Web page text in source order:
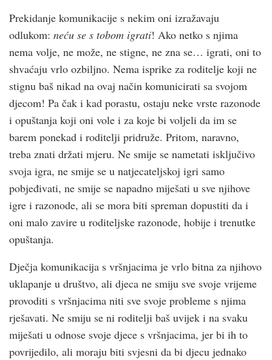
Prekidanje komunikacije s nekim oni izražavaju
odlukom: neću se s tobom igrati! Ako netko s njima
nema volje, ne može, ne stigne, ne zna se… igrati, oni to
shvaćaju vrlo ozbiljno. Nema isprike za roditelje koji ne
stignu baš nikad na ovaj način komunicirati sa svojom
djecom! Pa čak i kad porastu, ostaju neke vrste razonode
i opuštanja koji oni vole i za koje bi voljeli da im se
barem ponekad i roditelji pridruže. Pritom, naravno,
treba znati držati mjeru. Ne smije se nametati isključivo
svoja igra, ne smije se u natjecateljskoj igri samo
pobjeđivati, ne smije se napadno miješati u sve njihove
igre i razonode, ali se mora biti spreman dopustiti da i
oni malo zavire u roditeljske razonode, hobije i trenutke
opuštanja.
Dječja komunikacija s vršnjacima je vrlo bitna za njihovo
uklapanje u društvo, ali djeca ne smiju sve svoje vrijeme
provoditi s vršnjacima niti sve svoje probleme s njima
rješavati. Ne smiju se ni roditelji baš uvijek i na svaku
miješati u odnose svoje djece s vršnjacima, jer bi ih to
povrijedilo, ali moraju biti svjesni da bi djecu jednako